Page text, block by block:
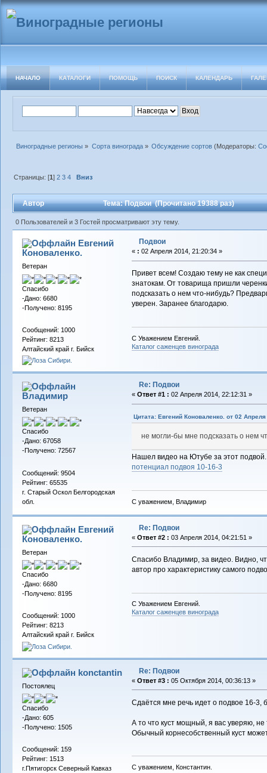
НАЧАЛО КАТАЛОГИ ПОМОЩЬ ПОИСК КАЛЕНДАРЬ
Виноградные регионы » Сорта винограда» Обсуждение сортов(Модераторы:
Страницы: [1]2 3 4 Вниз
Автор Тема: Подвои (Прочитано 19388 раз)
0 Пользователей и 3 Гостей просматривают эту тему.
Евгений
Коноваленко.
Ветеран
Спасибо
-Дано: 6680
-Получено: 8195
Сообщений: 1000
Рейтинг: 8213
Алтайский край г. Бийск
Подвои
« : 02 Апреля 2014, 21:20:34 »
Привет всем! Создаю тему не как
знатокам. От товарища пришли
подсказать о нем что-нибудь?
уверен. Заранее благодарю.
С Уважением Евгений.
Каталог саженцев винограда
Владимиp
Ветеран
Спасибо
-Дано: 67058
-Получено: 72567
Сообщений: 9504
Рейтинг: 65535
г. Старый Оскол Белгородская
обл.
Re: Подвои
« Ответ #1 : 02 Апреля 2014, 22:12:31 »
Цитата: Евгений Коноваленко. от 02
не могли-бы мне подсказать о нем
Нашел видео на Ютубе за этот подвой.
потенциал подвоя 10-16-3
С уважением, Владимир
Евгений
Коноваленко.
Ветеран
Спасибо
-Дано: 6680
-Получено: 8195
Сообщений: 1000
Рейтинг: 8213
Алтайский край г. Бийск
Re: Подвои
« Ответ #2 : 03 Апреля 2014, 04:21:51 »
Спасибо Владимир, за видео. Видно,
автор про характеристику самого
С Уважением Евгений.
Каталог саженцев винограда
konctantin
Постоялец
Спасибо
-Дано: 605
-Получено: 1505
Сообщений: 159
Рейтинг: 1513
г.Пятигорск Северный Кавказ
Re: Подвои
« Ответ #3 : 05 Октября 2014, 00:36:13 »
Сдаётся мне речь идет о подвое 16-3,
А то что куст мощный, я вас уверяю,
Обычный корнесобственный куст
С уважением, Константин.